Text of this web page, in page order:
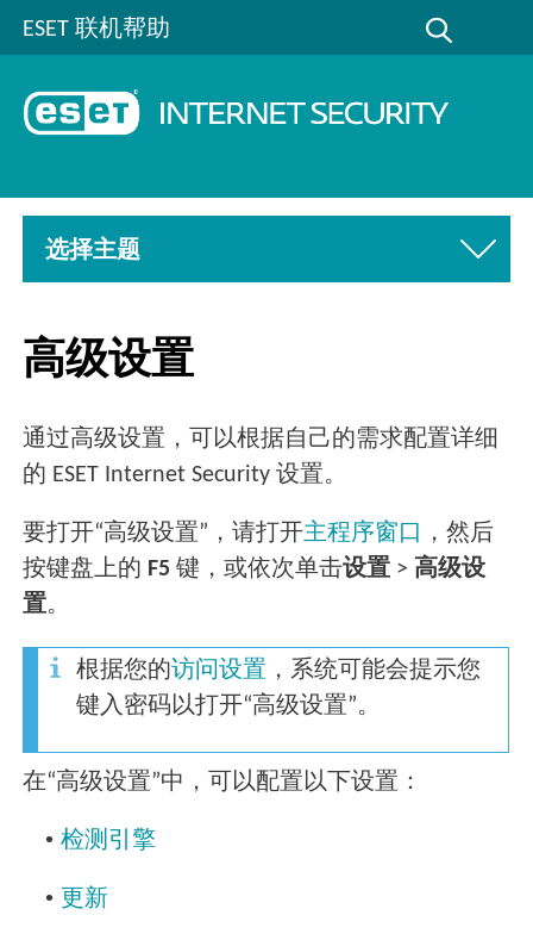
ESET 联机帮助
选择主题
高级设置
通过高级设置，可以根据自己的需求配置详细
的 ESET Internet Security 设置。
要打开“高级设置”，请打开主程序窗口
，然后
按键盘上的 F5 键，或依次单击设置 > 高级设
置。
根据您的访问设置 ，系统可能会提示您
键入密码以打开“高级设置”。
在“高级设置”中，可以配置以下设置：
• 检测引擎
• 更新